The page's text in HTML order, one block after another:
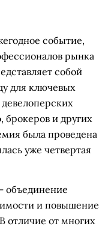
событие,
рынка
собой
для ключевых
и других
была проведена
уже четвертая
объединение
и повышение
отличие от многих